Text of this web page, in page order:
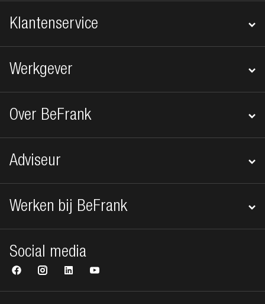
Klantenservice
Werkgever
Over BeFrank
Adviseur
Werken bij BeFrank
Social media